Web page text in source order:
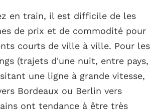
en train, il est difficile de les
de prix et de commodité pour
courts de ville à ville. Pour les
(trajets d'une nuit, entre pays,
une ligne à grande vitesse,
Bordeaux ou Berlin vers
ont tendance à être très